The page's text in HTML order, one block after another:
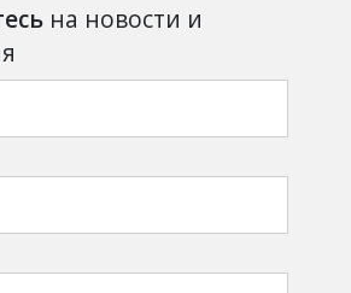
на новости и